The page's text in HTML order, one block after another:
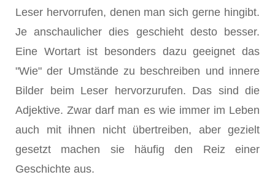
Leser hervorrufen, denen man sich gerne hingibt.
Je anschaulicher dies geschieht desto besser.
Eine Wortart ist besonders dazu geeignet das
"Wie" der Umstände zu beschreiben und innere
Bilder beim Leser hervorzurufen. Das sind die
Adjektive. Zwar darf man es wie immer im Leben
auch mit ihnen nicht übertreiben, aber gezielt
gesetzt machen sie häufig den Reiz einer
Geschichte aus.